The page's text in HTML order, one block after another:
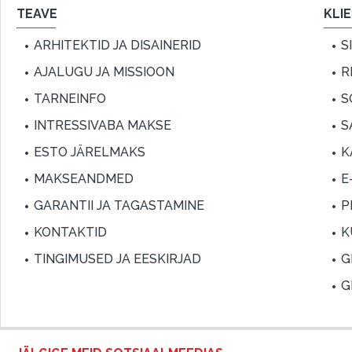
TEAVE
ARHITEKTID JA DISAINERID
AJALUGU JA MISSIOON
TARNEINFO
INTRESSIVABA MAKSE
ESTO JÄRELMAKS
MAKSEANDMED
GARANTII JA TAGASTAMINE
KONTAKTID
TINGIMUSED JA EESKIRJAD